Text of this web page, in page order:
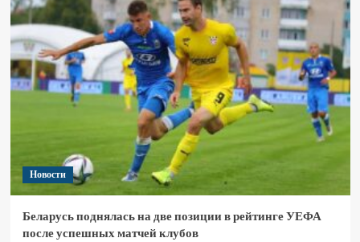
Новости
Беларусь поднялась на две позиции в рейтинге УЕФА
после успешных матчей клубов